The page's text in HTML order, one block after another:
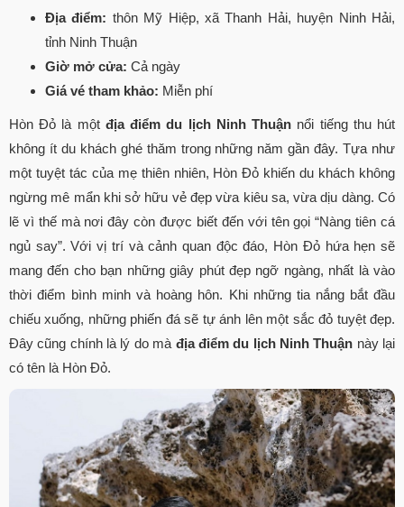
Địa điểm: thôn Mỹ Hiệp, xã Thanh Hải, huyện Ninh Hải,
tỉnh Ninh Thuận
Giờ mở cửa: Cả ngày
Giá vé tham khảo: Miễn phí
Hòn Đỏ là một địa điểm du lịch Ninh Thuận nổi tiếng thu hút
không ít du khách ghé thăm trong những năm gần đây. Tựa như
một tuyệt tác của mẹ thiên nhiên, Hòn Đỏ khiến du khách không
ngừng mê mẩn khi sở hữu vẻ đẹp vừa kiêu sa, vừa dịu dàng. Có
lẽ vì thế mà nơi đây còn được biết đến với tên gọi “Nàng tiên cá
ngủ say”. Với vị trí và cảnh quan độc đáo, Hòn Đỏ hứa hẹn sẽ
mang đến cho bạn những giây phút đẹp ngỡ ngàng, nhất là vào
thời điểm bình minh và hoàng hôn. Khi những tia nắng bắt đầu
chiếu xuống, những phiến đá sẽ tự ánh lên một sắc đỏ tuyệt đẹp.
Đây cũng chính là lý do mà địa điểm du lịch Ninh Thuận này lại
có tên là Hòn Đỏ.